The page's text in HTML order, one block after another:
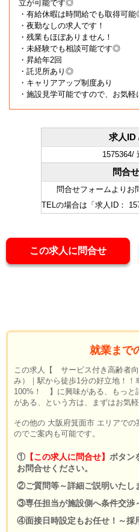
立が可能です◎
・有給休暇は時間給でも取得可
・夜勤なしの求人です！
・残業もほぼありません！
・未経験でも相談可能です◎
・昇給年2回
・託児所あり◎
・キャリアアップ制度あり
・施設見学可能ですので、お気軽
求人ID
問合
問合せフォームよりお
TELの場合は「求人ID：
この求人に問合せ
就業まで
この求人【 サービス付き高齢者
み）｜駅から徒歩1分の好立地！
100%！ 】に興味がある、もっと
がある、という方は、まずはお気
その他の 大阪府箕面市 エリアで
のでご案内も可能です。
① 【この求人に問合せ】 ボタン
お問合せください。
②ご質問等～詳細ご説明いたし
③専任担当が施設側へ条件交渉
④面接日時設定もお任せ！～採